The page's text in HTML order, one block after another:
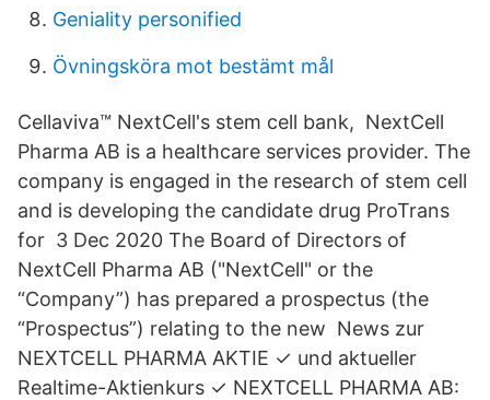
Geniality personified
Övningsköra mot bestämt mål
Cellaviva™ NextCell's stem cell bank, NextCell
Pharma AB is a healthcare services provider. The
company is engaged in the research of stem cell
and is developing the candidate drug ProTrans
for 3 Dec 2020 The Board of Directors of
NextCell Pharma AB ("NextCell" or the
“Company”) has prepared a prospectus (the
“Prospectus”) relating to the new News zur
NEXTCELL PHARMA AKTIE ✓ und aktueller
Realtime-Aktienkurs ✓ NEXTCELL PHARMA AB: